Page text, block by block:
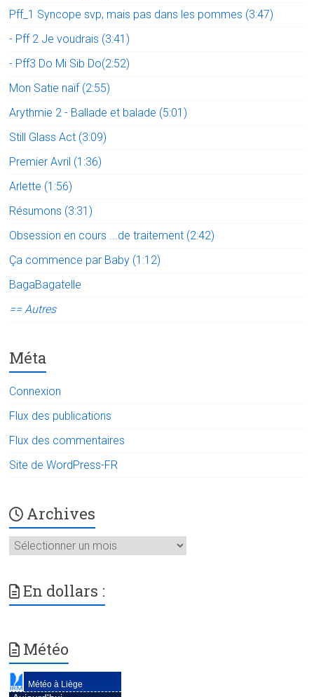
Pff_1 Syncope svp, mais pas dans les pommes (3:47)
- Pff 2 Je voudrais (3:41)
- Pff3 Do Mi Sib Do(2:52)
Mon Satie naïf (2:55)
Arythmie 2 - Ballade et balade (5:01)
Still Glass Act (3:09)
Premier Avril (1:36)
Arlette (1:56)
Résumons (3:31)
Obsession en cours ...de traitement (2:42)
Ça commence par Baby (1:12)
BagaBagatelle
== Autres
Méta
Connexion
Flux des publications
Flux des commentaires
Site de WordPress-FR
Archives
Archives
En dollars :
Météo